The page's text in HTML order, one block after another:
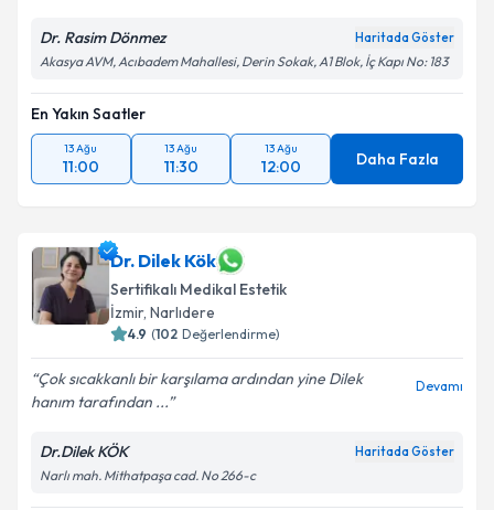
Dr. Rasim Dönmez Haritada Göster
Akasya AVM, Acıbadem Mahallesi, Derin Sokak, A1 Blok, İç Kapı No: 183
En Yakın Saatler
13 Ağu
11:00
13 Ağu
11:30
13 Ağu
12:00 Daha Fazla
Dr. Dilek Kök
Sertifikalı Medikal Estetik
İzmir, Narlıdere
4.9 (102 Değerlendirme)
Çok sıcakkanlı bir karşılama ardından yine Dilek
hanım tarafından ...
Devamı
Dr.Dilek KÖK Haritada Göster
Narlı mah. Mithatpaşa cad. No 266-c